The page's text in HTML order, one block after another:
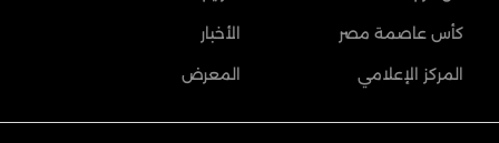
كأس عاصمة مصر الأخبار
المركز الإعلامي المعرض